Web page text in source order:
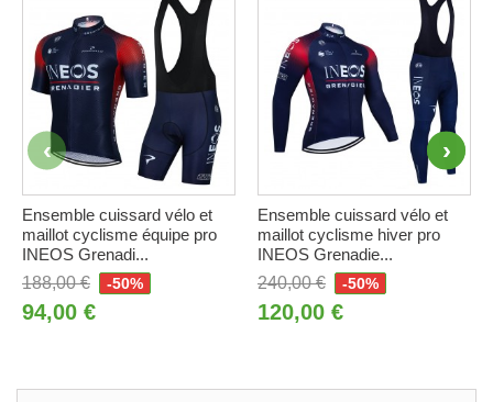
Ensemble cuissard vélo et
maillot cyclisme équipe pro
INEOS Grenadi...
188,00 €
-50%
94,00 €
Ensemble cuissard vélo et
maillot cyclisme hiver pro
INEOS Grenadie...
240,00 €
-50%
120,00 €